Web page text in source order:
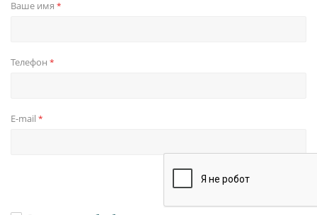
Ваше имя *
Телефон *
E-mail *